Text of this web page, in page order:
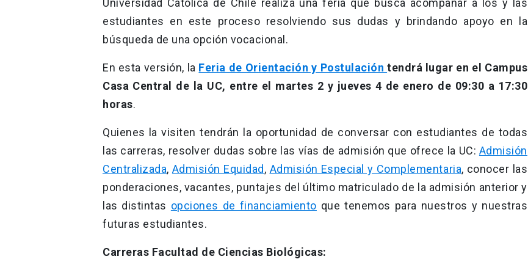
Universidad Católica de Chile realiza una feria que busca acompañar a los y las
estudiantes en este proceso resolviendo sus dudas y brindando apoyo en la
búsqueda de una opción vocacional.
En esta versión, la Feria de Orientación y Postulacióntendrá lugar en el Campus
Casa Central de la UC, entre el martes 2 y jueves 4 de enero de 09:30 a 17:30
horas.
Quienes la visiten tendrán la oportunidad de conversar con estudiantes de todas
las carreras, resolver dudas sobre las vías de admisión que ofrece la UC: Admisión
Centralizada, Admisión Equidad, Admisión Especial y Complementaria, conocer las
ponderaciones, vacantes, puntajes del último matriculado de la admisión anterior y
las distintas opciones de financiamiento que tenemos para nuestros y nuestras
futuras estudiantes.
Carreras Facultad de Ciencias Biológicas: